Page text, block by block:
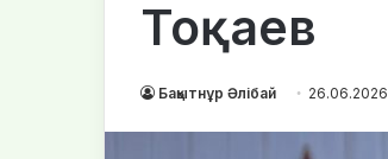
Тоқаев
Бақытнұр Әлібай 26.06.2026